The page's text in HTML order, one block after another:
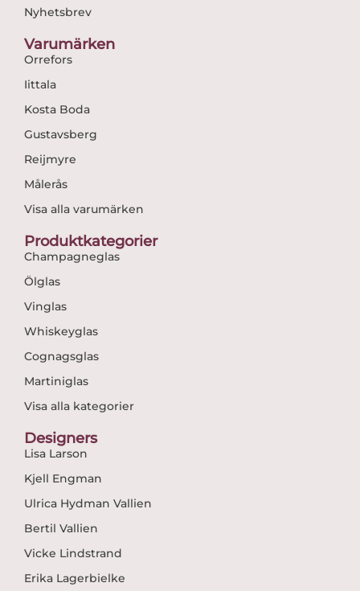
Nyhetsbrev
Varumärken
Orrefors
Iittala
Kosta Boda
Gustavsberg
Reijmyre
Målerås
Visa alla varumärken
Produktkategorier
Champagneglas
Ölglas
Vinglas
Whiskeyglas
Cognagsglas
Martiniglas
Visa alla kategorier
Designers
Lisa Larson
Kjell Engman
Ulrica Hydman Vallien
Bertil Vallien
Vicke Lindstrand
Erika Lagerbielke